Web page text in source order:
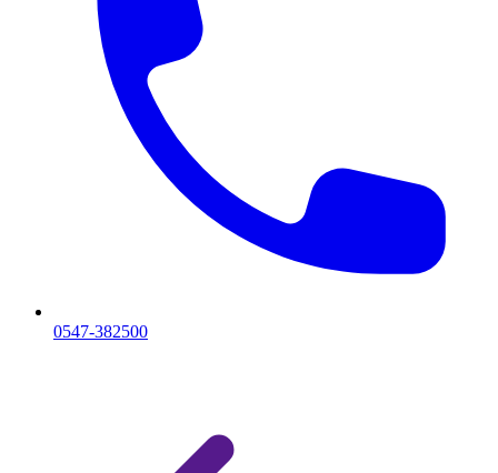
0547-382500